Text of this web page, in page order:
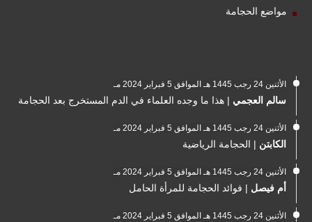
مواضع الحجامة
الأثنين 24 رجب 1445 هـ الموافق 5 فبراير 2024 مـ
سالم العجمي | هذا ما وجده العلماء في الدم المستخرج بعد الحجامة
الأثنين 24 رجب 1445 هـ الموافق 5 فبراير 2024 مـ
الكابتن | الحجامة الرياضية
الأثنين 24 رجب 1445 هـ الموافق 5 فبراير 2024 مـ
أم فيصل | فوائد الحجامة للمرأة الحامل
الأثنين 24 رجب 1445 هـ الموافق 5 فبراير 2024 مـ